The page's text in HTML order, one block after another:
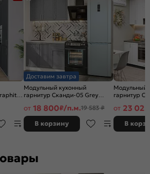
Доставим завтра
Модульный кухонный
гарнитур Сканди-05 Grey
2140x1200x600
от 18 800₽/п.м.19 583 ₽
В корзину
Модульный
гарнитур
от 23 025
В